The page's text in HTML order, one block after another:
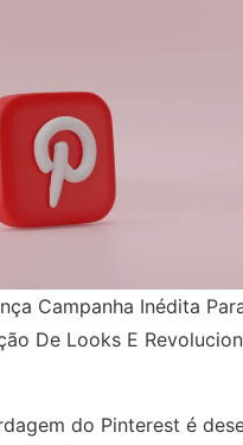
Campanha Inédita
De Looks E
do Pinterest é